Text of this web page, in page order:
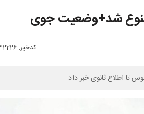
شد+وضعیت جوی
کدخبر: 632226
تا اطلاع ثانوی خبر داد.